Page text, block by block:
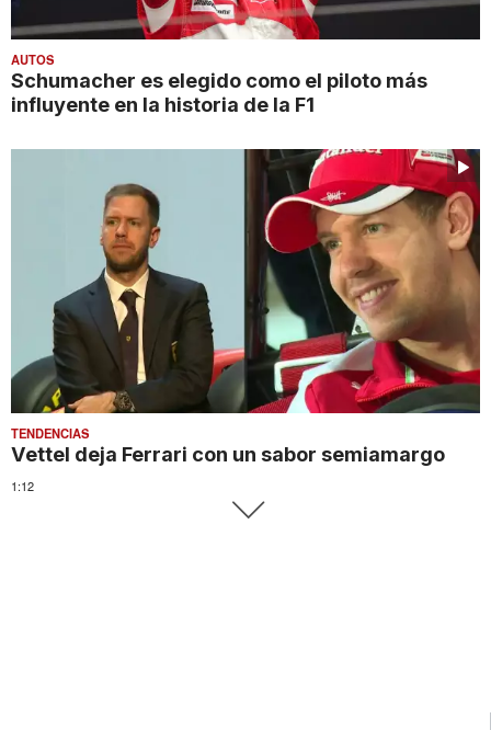
AUTOS
Schumacher es elegido como el piloto más
influyente en la historia de la F1
TENDENCIAS
Vettel deja Ferrari con un sabor semiamargo
1:12